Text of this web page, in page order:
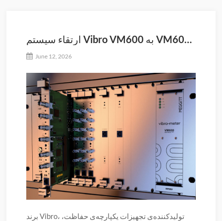
ارتقاء سیستم Vibro VM600 به VM600
MK2June 12, 2026
برند Vibro، تولیدکننده‌ی تجهیزات یکپارچه‌ی حفاظت،